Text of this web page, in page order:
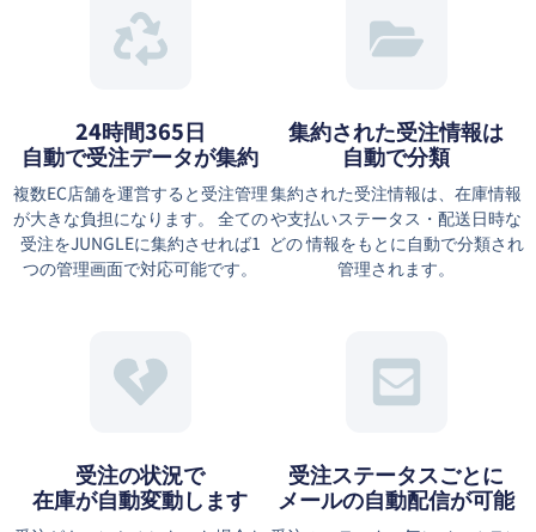
24時間365日
自動で受注データが集約
複数EC店舗を運営すると受注管理
が大きな負担になります。 全ての
受注をJUNGLEに集約させれば1
つの管理画面で対応可能です。
集約された受注情報は
⾃動で分類
集約された受注情報は、在庫情報
や⽀払いステータス・配送⽇時な
どの 情報をもとに⾃動で分類され
管理されます。
受注の状況で
在庫が自動変動します
受注ステータスごとに
メールの自動配信が可能